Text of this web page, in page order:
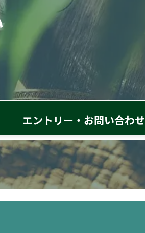
エントリー・お問い合わせ